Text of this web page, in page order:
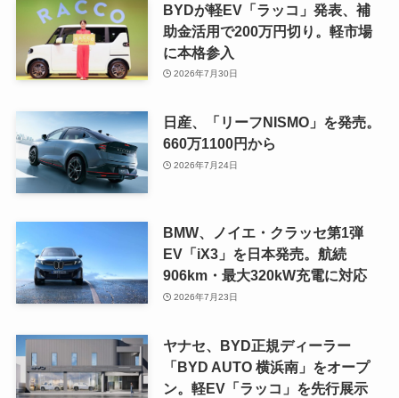
BYDが軽EV「ラッコ」発表、補
助金活用で200万円切り。軽市場
に本格参入
2026年7月30日
日産、「リーフNISMO」を発売。
660万1100円から
2026年7月24日
BMW、ノイエ・クラッセ第1弾
EV「iX3」を日本発売。航続
906km・最大320kW充電に対応
2026年7月23日
ヤナセ、BYD正規ディーラー
「BYD AUTO 横浜南」をオープ
ン。軽EV「ラッコ」を先行展示